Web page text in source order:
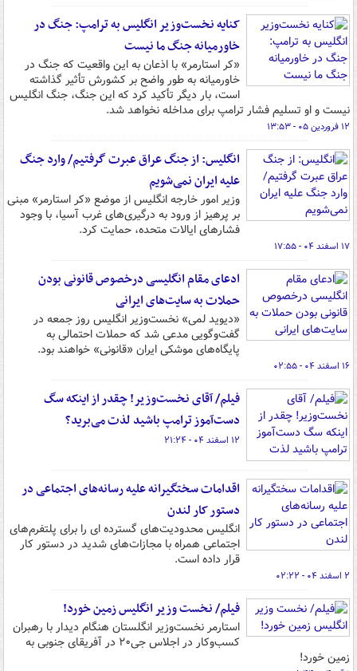
کنایه نخست‌وزیر انگلیس به ترامپ: جنگ در
خاورمیانه جنگ ما نیست
«کر استارمر» با اذعان به این واقعیت که جنگ در
خاورمیانه به طور واضح بر کشورش تأثیر گذاشته
است، بار دیگر تأکید کرد که این جنگ، جنگ انگلیس
نیست و او تسلیم فشار ترامپ برای مداخله نخواهد شد.
۱۲ فروردین ۰۵ - ۱۳:۵۳
انگلیس: از جنگ عراق عبرت گرفتیم/ وارد جنگ
علیه ایران نمی‌شویم
وزیر امور خارجه انگلیس از موضع «کر استارمر» مبنی
بر پرهیز از ورود به درگیری‌های غرب آسیا، با وجود
فشارهای ایالات متحده، حمایت کرد.
۱۷ اسفند ۰۴ - ۱۷:۵۵
ادعای مقام انگلیسی درخصوص قانونی بودن
حملات به سایت‌های ایرانی
«دیوید لمی» نخست‌وزیر انگلیس روز جمعه در
گفت‌وگویی مدعی شد که حملات احتمالی به
پایگاه‌های موشکی ایران «قانونی» خواهند بود.
۱۶ اسفند ۰۴ - ۰۲:۵۵
فیلم/ آقای نخست‌وزیر! چقدر از اینکه سگ
دست‌آموز ترامپ باشید لذت می‌برید؟
۱۲ اسفند ۰۴ - ۲۱:۲۴
اقدامات سختگیرانه‌ علیه رسانه‌های اجتماعی در
دستور کار لندن
انگلیس محدودیت‌های گسترده ای را برای پلتفرم‌های
اجتماعی همراه با مجازات‌های شدید در دستور کار
قرار داده است.
۲ اسفند ۰۴ - ۰۲:۲۲
فیلم/ نخست وزیر انگلیس زمین خورد!
استارمر نخست‌وزیر انگلستان هنگام دیدار با رهبران
کسب‌وکار در اجلاس جی۲۰ در آفریقای جنوبی به
زمین خورد!